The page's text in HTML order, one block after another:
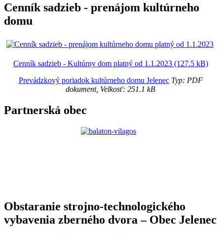
Cenník sadzieb - prenájom kultúrneho
domu
Cenník sadzieb - Kultúrny dom platný od 1.1.2023 (127.5 kB)
Prevádzkový poriadok kultúrneho domu JelenecTyp: PDF
dokument, Velkosť: 251.1 kB
Partnerská obec
Obstaranie strojno-technologického
vybavenia zberného dvora – Obec Jelenec